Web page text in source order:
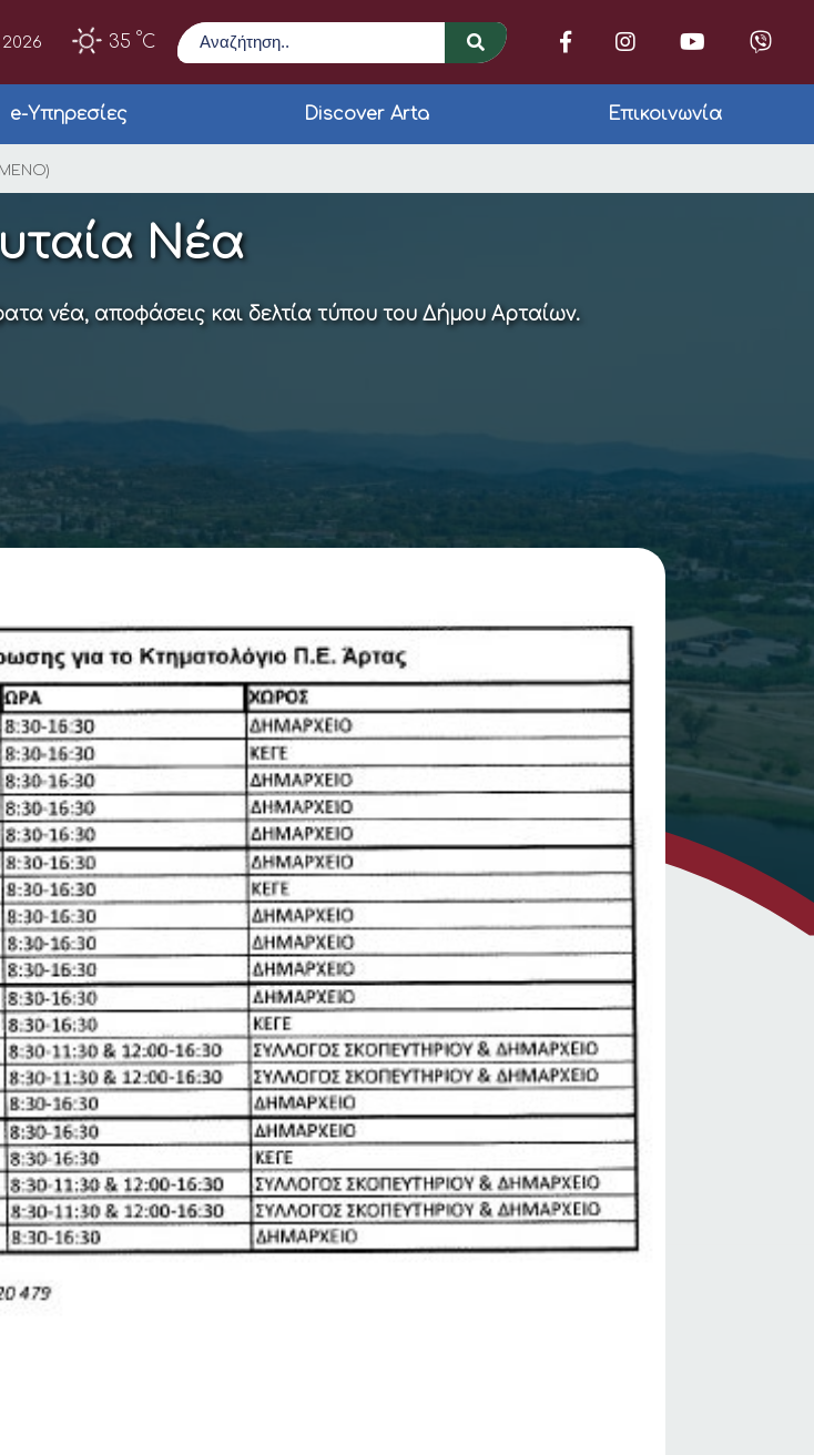
35 °C
Αναζήτηση
e-Υπηρεσίες Discover Arta Επικοινωνία
Κτηματολόγιο
Νέα
νέα, αποφάσεις και δελτία τύπου του Δήμου Αρταίων.